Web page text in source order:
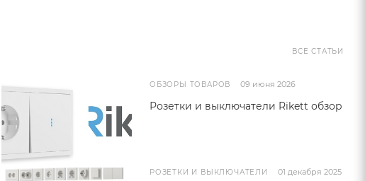
ВСЕ СТАТЬИ
ОБЗОРЫ ТОВАРОВ 09 июня 2026
Розетки и выключатели Rikett обзор
РОЗЕТКИ И ВЫКЛЮЧАТЕЛИ 01 декабря 2025